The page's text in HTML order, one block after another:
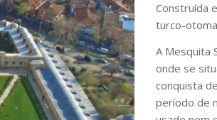
Construída
turco-
A Mesquita
onde se
conquista
período de